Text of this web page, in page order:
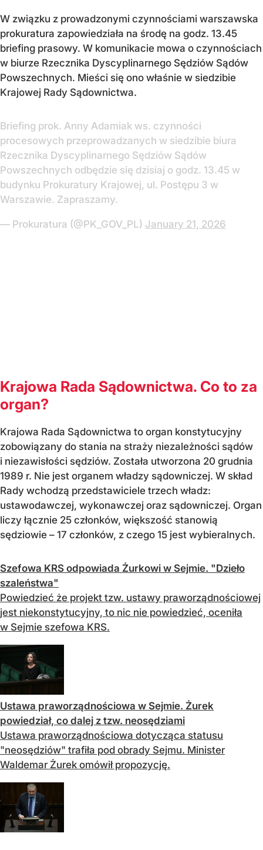
W związku z prowadzonymi czynnościami warszawska
prokuratura zapowiedziała na środę na godz. 13.45
briefing prasowy. W komunikacie mowa o czynnościach
w biurze Rzecznika Dyscyplinarnego Sędziów Sądów
Powszechnych. Mieści się ono właśnie w siedzibie
Krajowej Rady Sądownictwa.
Briefing prok. Anny Adamiak ws. czynności
procesowych przeprowadzanych w siedzibie biura
Rzecznika Dyscyplinarnego Sędziów Sądów
Powszechnych odbędzie się dzisiaj o godz. 13.45 w
budynku Prokuratury Krajowej, ul. Postępu 3 w
Warszawie. Zapraszamy.
— Prokuratura (@PK_GOV_PL) January 21, 2026
Krajowa Rada Sądownictwa. Co to za
organ?
Krajowa Rada Sądownictwa to organ konstytucyjny
zobowiązany do stania na straży niezależności sądów
i niezawisłości sędziów. Została utworzona 20 grudnia
1989 r. Nie jest organem władzy sądowniczej. W skład
Rady wchodzą przedstawiciele trzech władz:
ustawodawczej, wykonawczej oraz sądowniczej. Organ
liczy łącznie 25 członków, większość stanowią
sędziowie – 17 członków, z czego 15 jest wybieralnych.
Szefowa KRS odpowiada Żurkowi w Sejmie. "Dzieło
szaleństwa"
Powiedzieć że projekt tzw. ustawy praworządnościowej
jest niekonstytucyjny, to nic nie powiedzieć, oceniła
w Sejmie szefowa KRS.
Ustawa praworządnościowa w Sejmie. Żurek
powiedział, co dalej z tzw. neosędziami
Ustawa praworządnościowa dotycząca statusu
"neosędziów" trafiła pod obrady Sejmu. Minister
Waldemar Żurek omówił propozycję.